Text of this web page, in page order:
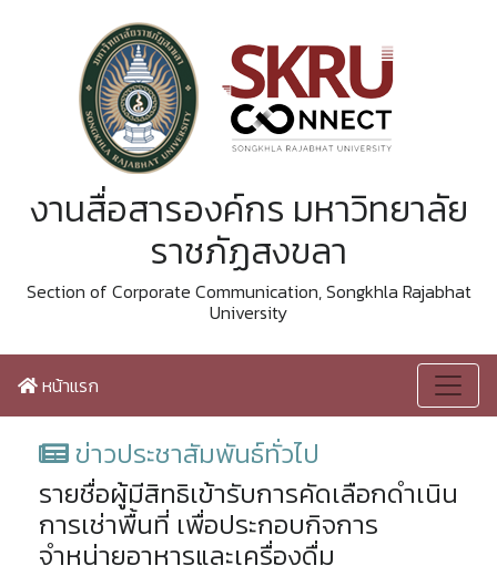
งานสื่อสารองค์กร มหาวิทยาลัย
ราชภัฏสงขลา
Section of Corporate Communication, Songkhla Rajabhat
University
หน้าแรก
ข่าวประชาสัมพันธ์ทั่วไป
รายชื่อผู้มีสิทธิเข้ารับการคัดเลือกดำเนิน
การเช่าพื้นที่ เพื่อประกอบกิจการ
จำหน่ายอาหารและเครื่องดื่ม